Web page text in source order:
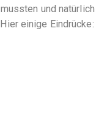
und natürlich
einige Eindrücke: